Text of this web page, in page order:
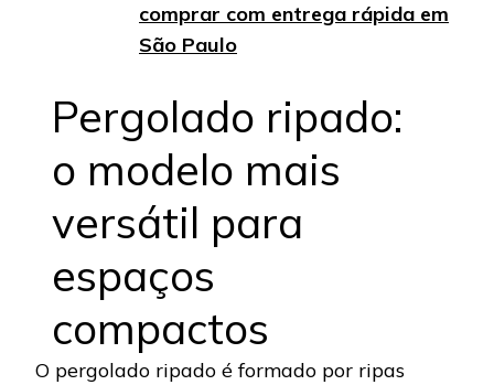
comprar com entrega rápida em
São Paulo
Pergolado ripado:
o modelo mais
versátil para
espaços
compactos
O pergolado ripado é formado por ripas